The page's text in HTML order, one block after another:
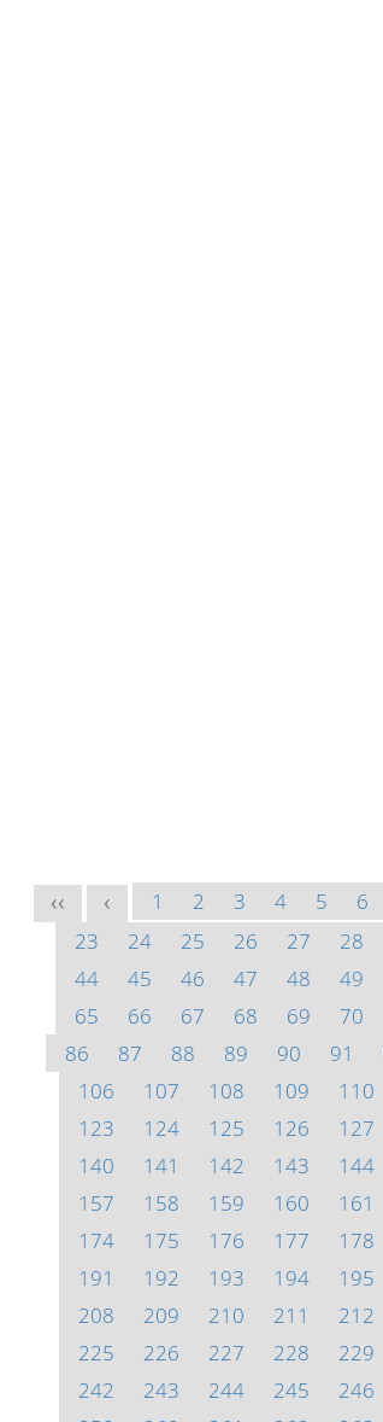
<< < 1 2 3 4 5 6
23
24 25 26 27 28
44
45 46 47 48 49
65
66 67 68 69 70
86
87 88 89 90 91
106
107 108 109 110
123
124 125 126 127
140
141 142 143 144
157
158 159 160 161
174
175 176 177 178
191
192 193 194 195
208
209 210 211 212
225
226 227 228 229
242
243 244 245 246